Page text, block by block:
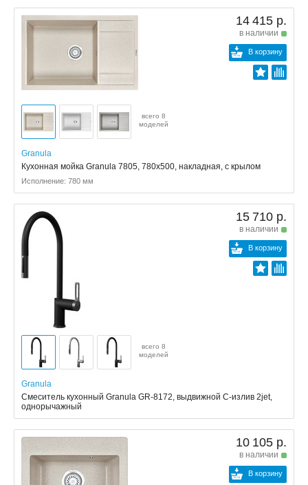
14 415 р.
в наличии
В корзину
всего 8
моделей
Granula
Кухонная мойка Granula 7805, 780x500, накладная, с крылом
Исполнение: 780 мм
15 710 р.
в наличии
В корзину
всего 8
моделей
Granula
Смеситель кухонный Granula GR-8172, выдвижной С-излив 2jet,
однорычажный
10 105 р.
в наличии
В корзину